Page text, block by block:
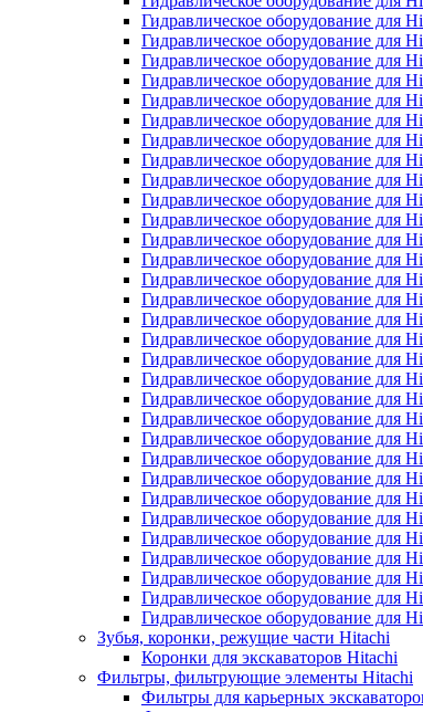
Гидравлическое оборудование для
Гидравлическое оборудование для
Гидравлическое оборудование для
Гидравлическое оборудование для
Гидравлическое оборудование для
Гидравлическое оборудование для
Гидравлическое оборудование для
Гидравлическое оборудование для
Гидравлическое оборудование для
Гидравлическое оборудование для
Гидравлическое оборудование для
Гидравлическое оборудование для
Гидравлическое оборудование для
Гидравлическое оборудование для
Гидравлическое оборудование для
Гидравлическое оборудование для
Гидравлическое оборудование для
Гидравлическое оборудование для
Гидравлическое оборудование для
Гидравлическое оборудование для
Гидравлическое оборудование для
Гидравлическое оборудование для
Гидравлическое оборудование для
Гидравлическое оборудование для
Гидравлическое оборудование для
Гидравлическое оборудование для
Гидравлическое оборудование для
Гидравлическое оборудование для
Гидравлическое оборудование для
Гидравлическое оборудование для
Гидравлическое оборудование для
Зубья, коронки, режущие части Hitachi
Коронки для экскаваторов Hitachi
Фильтры, фильтрующие элементы Hitachi
Фильтры для карьерных